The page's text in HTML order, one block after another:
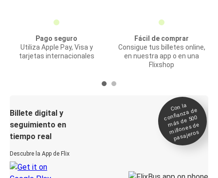
Pago seguro
Utiliza Apple Pay, Visa y
tarjetas internacionales
Fácil de comprar
Consigue tus billetes online,
en nuestra app o en una
Flixshop
Billete digital y
seguimiento en
tiempo real
Descubre la App de Flix
Con la
confianza de
más de 500
millones de
pasajeros